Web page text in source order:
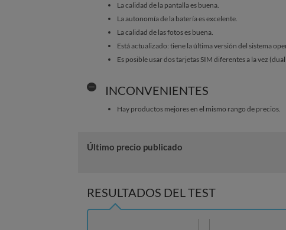
La calidad de la pantalla es buena.
La autonomía de la batería es excelente.
La calidad de las fotos es buena.
Está actualizado: tiene la última versión del sistema
Es posible usar dos tarjetas SIM diferentes a la vez
INCONVENIENTES
Hay productos mejores en el mismo rango de precios.
Último precio publicado
RESULTADOS DEL TEST